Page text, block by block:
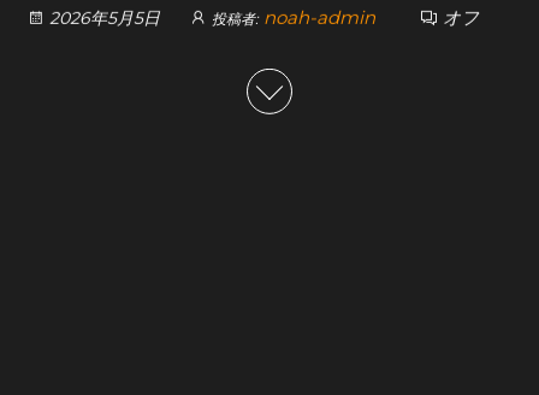
2026年5月5日 投稿者: noah-admin オフ